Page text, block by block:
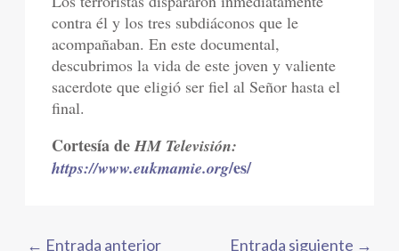
contra él y los tres subdiáconos que le
acompañaban. En este documental,
descubrimos la vida de este joven y valiente
sacerdote que eligió ser fiel al Señor hasta el
final.
Cortesía deHM Televisión:
https://www.eukmamie.org/es/
← Entrada anterior Entrada siguiente →